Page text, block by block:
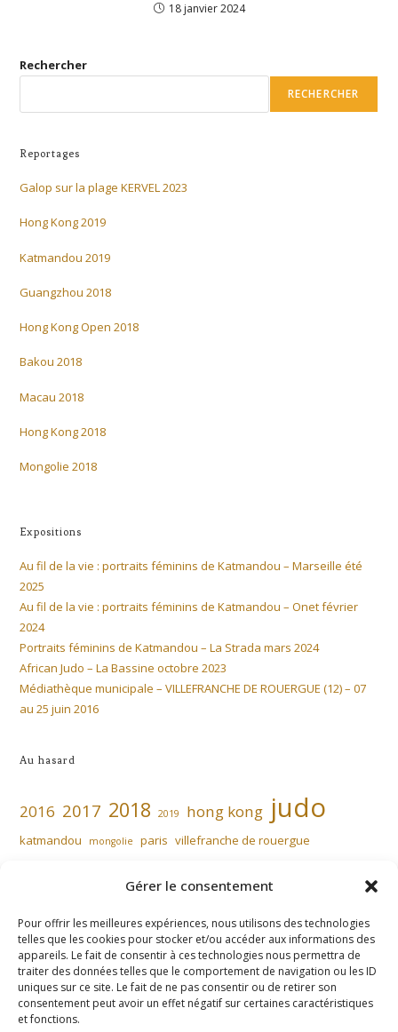
Gérer le consentement
Pour offrir les meilleures expériences, nous utilisons des technologies
telles que les cookies pour stocker et/ou accéder aux informations des
appareils. Le fait de consentir à ces technologies nous permettra de
traiter des données telles que le comportement de navigation ou les ID
uniques sur ce site. Le fait de ne pas consentir ou de retirer son
consentement peut avoir un effet négatif sur certaines caractéristiques
et fonctions.
18 janvier 2024
Rechercher
RECHERCHER
Reportages
Galop sur la plage KERVEL 2023
Hong Kong 2019
Katmandou 2019
Guangzhou 2018
Hong Kong Open 2018
Bakou 2018
Macau 2018
Hong Kong 2018
Mongolie 2018
Expositions
Au fil de la vie : portraits féminins de Katmandou – Marseille été
2025
Au fil de la vie : portraits féminins de Katmandou – Onet février
2024
Portraits féminins de Katmandou – La Strada mars 2024
African Judo – La Bassine octobre 2023
Médiathèque municipale – VILLEFRANCHE DE ROUERGUE (12) – 07
au 25 juin 2016
Au hasard
2016 2017 2018 2019 hong kong judo
katmandou mongolie paris villefranche de rouergue
Mentions
légales